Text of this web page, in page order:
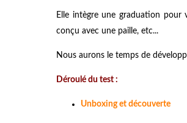
Elle intègre une graduation pour
conçu avec une paille, etc...
Nous aurons le temps de
Déroulé du test :
Unboxing et découverte